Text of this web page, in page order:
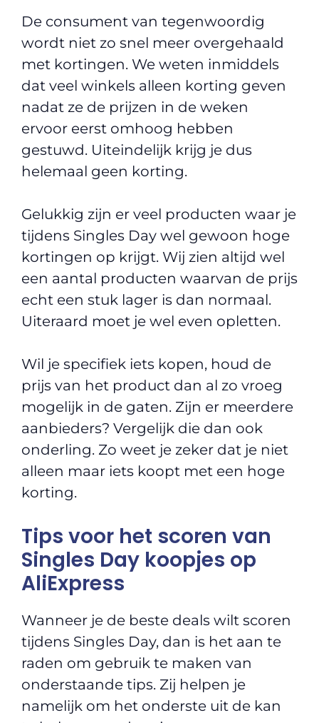
De consument van tegenwoordig
wordt niet zo snel meer overgehaald
met kortingen. We weten inmiddels
dat veel winkels alleen korting geven
nadat ze de prijzen in de weken
ervoor eerst omhoog hebben
gestuwd. Uiteindelijk krijg je dus
helemaal geen korting.
Gelukkig zijn er veel producten waar je
tijdens Singles Day wel gewoon hoge
kortingen op krijgt. Wij zien altijd wel
een aantal producten waarvan de prijs
echt een stuk lager is dan normaal.
Uiteraard moet je wel even opletten.
Wil je specifiek iets kopen, houd de
prijs van het product dan al zo vroeg
mogelijk in de gaten. Zijn er meerdere
aanbieders? Vergelijk die dan ook
onderling. Zo weet je zeker dat je niet
alleen maar iets koopt met een hoge
korting.
Tips voor het scoren van
Singles Day koopjes op
AliExpress
Wanneer je de beste deals wilt scoren
tijdens Singles Day, dan is het aan te
raden om gebruik te maken van
onderstaande tips. Zij helpen je
namelijk om het onderste uit de kan